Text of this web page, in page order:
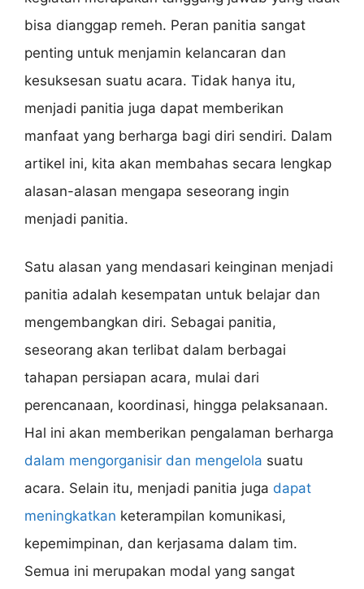
bisa dianggap remeh. Peran panitia sangat
penting untuk menjamin kelancaran dan
kesuksesan suatu acara. Tidak hanya itu,
menjadi panitia juga dapat memberikan
manfaat yang berharga bagi diri sendiri. Dalam
artikel ini, kita akan membahas secara lengkap
alasan-alasan mengapa seseorang ingin
menjadi panitia.
Satu alasan yang mendasari keinginan menjadi
panitia adalah kesempatan untuk belajar dan
mengembangkan diri. Sebagai panitia,
seseorang akan terlibat dalam berbagai
tahapan persiapan acara, mulai dari
perencanaan, koordinasi, hingga pelaksanaan.
Hal ini akan memberikan pengalaman berharga
dalam mengorganisir dan mengelola suatu
acara. Selain itu, menjadi panitia juga dapat
meningkatkan keterampilan komunikasi,
kepemimpinan, dan kerjasama dalam tim.
Semua ini merupakan modal yang sangat